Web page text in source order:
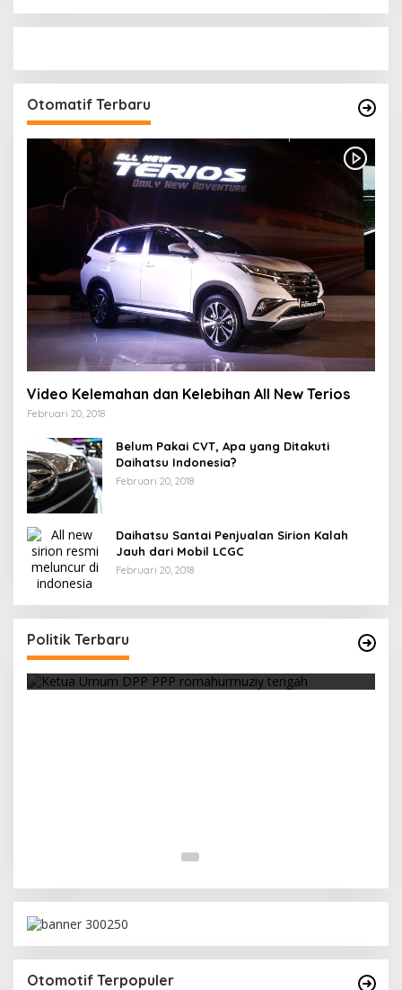
Otomatif Terbaru
Video Kelemahan dan Kelebihan All New Terios
Februari 20, 2018
Belum Pakai CVT, Apa yang Ditakuti
Daihatsu Indonesia?
Februari 20, 2018
Daihatsu Santai Penjualan Sirion Kalah
Jauh dari Mobil LCGC
Februari 20, 2018
Politik Terbaru
Strategi PPP Menangkan Duet Ganjar dan Gus
Yasin
Otomotif Terpopuler